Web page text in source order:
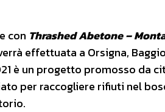
con Thrashed Abetone –
effettuata a Orsigna,
è un progetto promosso da
per raccogliere rifiuti nel